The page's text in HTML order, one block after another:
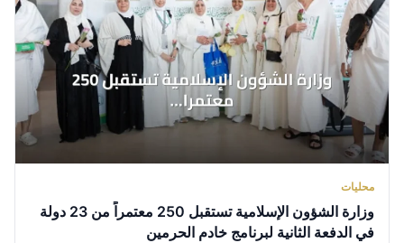
محليات
وزارة الشؤون الإسلامية تستقبل 250 معتمراً من 23 دولة
في الدفعة الثانية لبرنامج خادم الحرمين